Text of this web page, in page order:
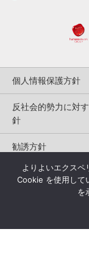
個人情報保護方針
反社会的勢力に対
針
勧誘方針
よりよいエクスペ
Cookie を使用して
を